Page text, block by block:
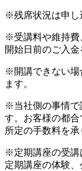
※残席状況は申し
※受講料や維持費
開始日前のご入金
※開講できない場
ます。
※当社側の事情で
す。お客様の都合
所定の手数料を承
※定期講座の受講
定期講座の体験